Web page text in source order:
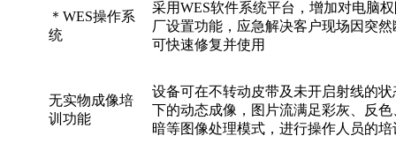
＊WES操作系
统
采用WES软件系统平台，增加对电脑
厂设置功能，应急解决客户现场因突
可快速修复并使用
无实物成像培
训功能
设备可在不转动皮带及未开启射线的
下的动态成像，图片流满足彩灰、反
暗等图像处理模式，进行操作人员的培